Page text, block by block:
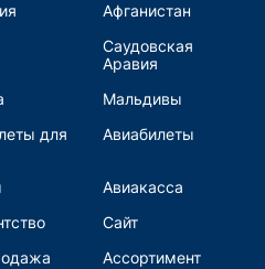
Афганистан
Саудовская
Аравия
Мальдивы
для
Авиабилеты
Авиакасса
Сайт
Ассортимент